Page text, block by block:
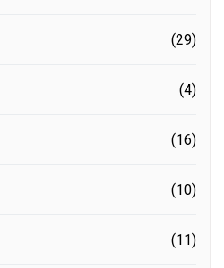
(29)
(4)
(16)
(10)
(11)